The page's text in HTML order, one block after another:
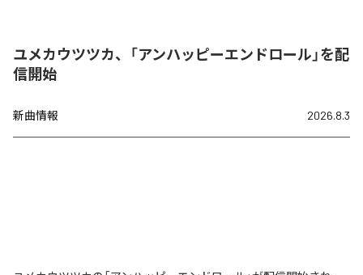
ユメカウツツカ、「アンハッピーエンドロール」を配
信開始
新曲情報 2026.8.3